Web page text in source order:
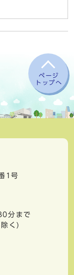
ページ
トップへ
1号
分まで
く)